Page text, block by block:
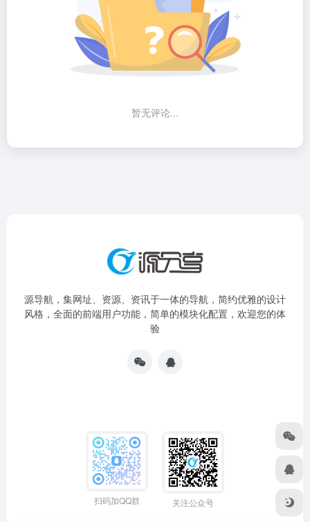
暂无评论...
源导航，集网址、资源、资讯于一体的导航，简约优雅的设计
风格，全面的前端用户功能，简单的模块化配置，欢迎您的体
验
扫码加QQ群 关注公众号